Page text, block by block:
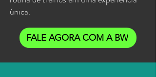
única.
FALE AGORA COM A BW